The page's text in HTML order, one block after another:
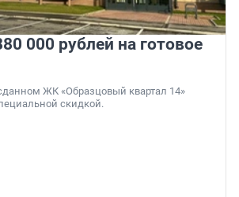
000 рублей на готовое
ЖК «Образцовый квартал 14»
скидкой.